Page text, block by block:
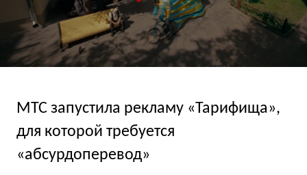
МТС запустила рекламу «Тарифища»,
для которой требуется
«абсурдоперевод»